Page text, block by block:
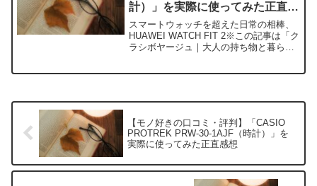
計）」を実際に使ってみた正直感
想
スマートウォッチを超えた日常の相棒、
HUAWEI WATCH FIT 2※この記事は「ク
ラシボヤージュ｜大人の持ち物と暮らし
【モノ好きの口コミ・評判】「CASIO
PROTREK PRW-30-1AJF（時計）」を
実際に使ってみた正直感想